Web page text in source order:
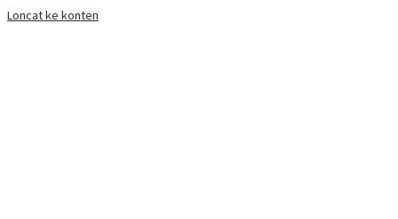
Loncat ke konten